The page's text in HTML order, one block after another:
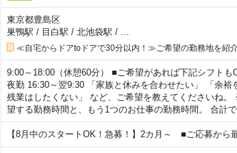
東京都豊島区
巣鴨駅 / 目白駅 / 北池袋駅 /
≪自宅からドアtoドアで30分以内！≫ご希望の勤務地を紹介
9:00～18:00（休憩60分） ■ご希望があれば下記シフト
夜勤 16:30～翌9:30 「家族と休みを合わせたい」 「余
残業はしたくない」 など、ご希望を教えてくださいね
望する勤務時間と、もう1つのお仕事の勤務時間。 合計
【8月中のスタートOK！急募！】2カ月～ ■ご応募から